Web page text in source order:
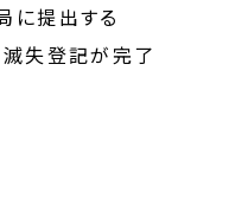
に提出する
失登記が完了